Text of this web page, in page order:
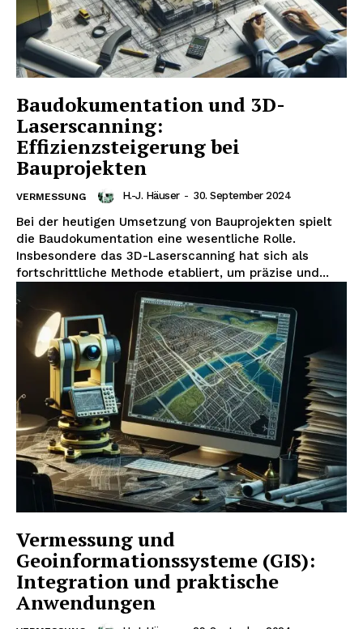
Baudokumentation und 3D-
Laserscanning:
Effizienzsteigerung bei
Bauprojekten
VERMESSUNG H.-J. Häuser - 30. September 2024
Bei der heutigen Umsetzung von Bauprojekten spielt
die Baudokumentation eine wesentliche Rolle.
Insbesondere das 3D-Laserscanning hat sich als
fortschrittliche Methode etabliert, um präzise und...
Vermessung und
Geoinformationssysteme (GIS):
Integration und praktische
Anwendungen